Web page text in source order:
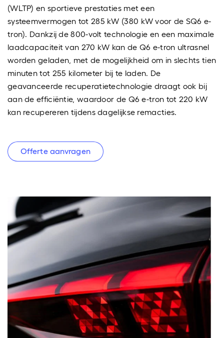
(WLTP) en sportieve prestaties met een
systeemvermogen tot 285 kW (380 kW voor de SQ6 e-
tron). Dankzij de 800-volt technologie en een maximale
laadcapaciteit van 270 kW kan de Q6 e-tron ultrasnel
worden geladen, met de mogelijkheid om in slechts tien
minuten tot 255 kilometer bij te laden. De
geavanceerde recuperatietechnologie draagt ook bij
aan de efficiëntie, waardoor de Q6 e-tron tot 220 kW
kan recupereren tijdens dagelijkse remacties.
Offerte aanvragen